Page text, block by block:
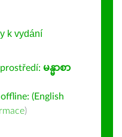
k vydání
မန္မာစာ
(English
)